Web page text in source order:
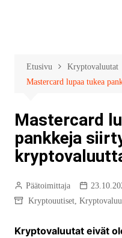
Etusivu
Kryptovaluutat
Mastercard lupaa tukea
Mastercard
pankkeja
Päätoimittaja
Kryptouutiset,
Kryptovaluutat eivät